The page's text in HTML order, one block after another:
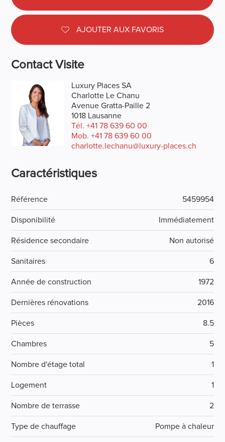
AJOUTER AUX FAVORIS
Contact Visite
Luxury Places SA
Charlotte Le Chanu
Avenue Gratta-Paille 2
1018 Lausanne
Tél. +41 78 639 60 00
Mob. +41 78 639 60 00
charlotte.lechanu@luxury-places.ch
Caractéristiques
Référence 5459954
Disponibilité Immédiatement
Résidence secondaire Non autorisé
Sanitaires 6
Année de construction 1972
Dernières rénovations 2016
Pièces 8.5
Chambres 5
Nombre d'étage total 1
Logement 1
Nombre de terrasse 2
Type de chauffage Pompe à chaleur